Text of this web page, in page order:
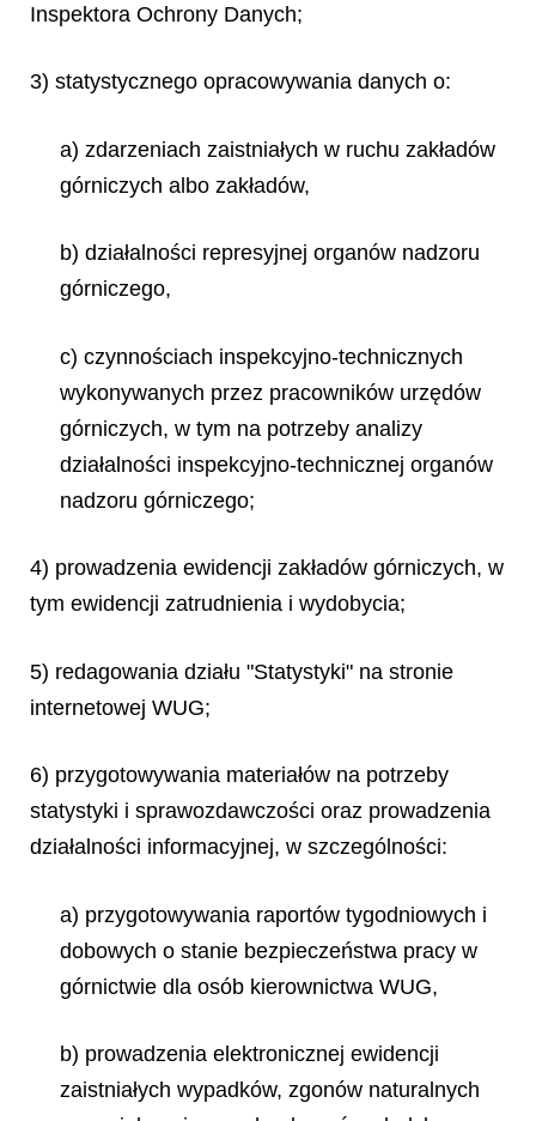
Inspektora Ochrony Danych;
3) statystycznego opracowywania danych o:
a) zdarzeniach zaistniałych w ruchu zakładów
górniczych albo zakładów,
b) działalności represyjnej organów nadzoru
górniczego,
c) czynnościach inspekcyjno-technicznych
wykonywanych przez pracowników urzędów
górniczych, w tym na potrzeby analizy
działalności inspekcyjno-technicznej organów
nadzoru górniczego;
4) prowadzenia ewidencji zakładów górniczych, w
tym ewidencji zatrudnienia i wydobycia;
5) redagowania działu "Statystyki" na stronie
internetowej WUG;
6) przygotowywania materiałów na potrzeby
statystyki i sprawozdawczości oraz prowadzenia
działalności informacyjnej, w szczególności:
a) przygotowywania raportów tygodniowych i
dobowych o stanie bezpieczeństwa pracy w
górnictwie dla osób kierownictwa WUG,
b) prowadzenia elektronicznej ewidencji
zaistniałych wypadków, zgonów naturalnych